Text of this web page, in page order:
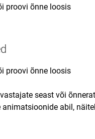
proovi õnne loosis
proovi õnne loosis
seast või
abil,